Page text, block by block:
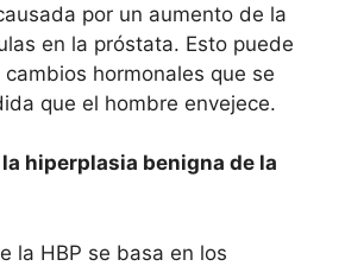
por un aumento de la
en la próstata. Esto puede
hormonales que se
que el hombre envejece.
hiperplasia benigna de la
la HBP se basa en los